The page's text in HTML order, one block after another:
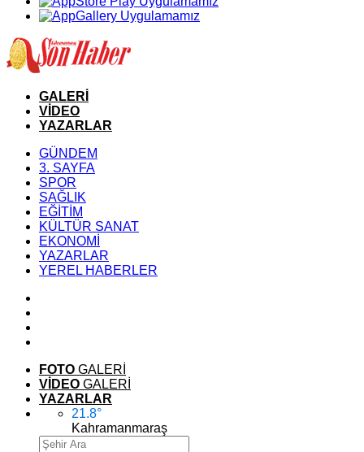
GALERİ
VİDEO
YAZARLAR
GÜNDEM
3. SAYFA
SPOR
SAĞLIK
EĞİTİM
KÜLTÜR SANAT
EKONOMİ
YAZARLAR
YEREL HABERLER
FOTO GALERİ
VİDEO GALERİ
YAZARLAR
21.8°
Kahramanmaraş